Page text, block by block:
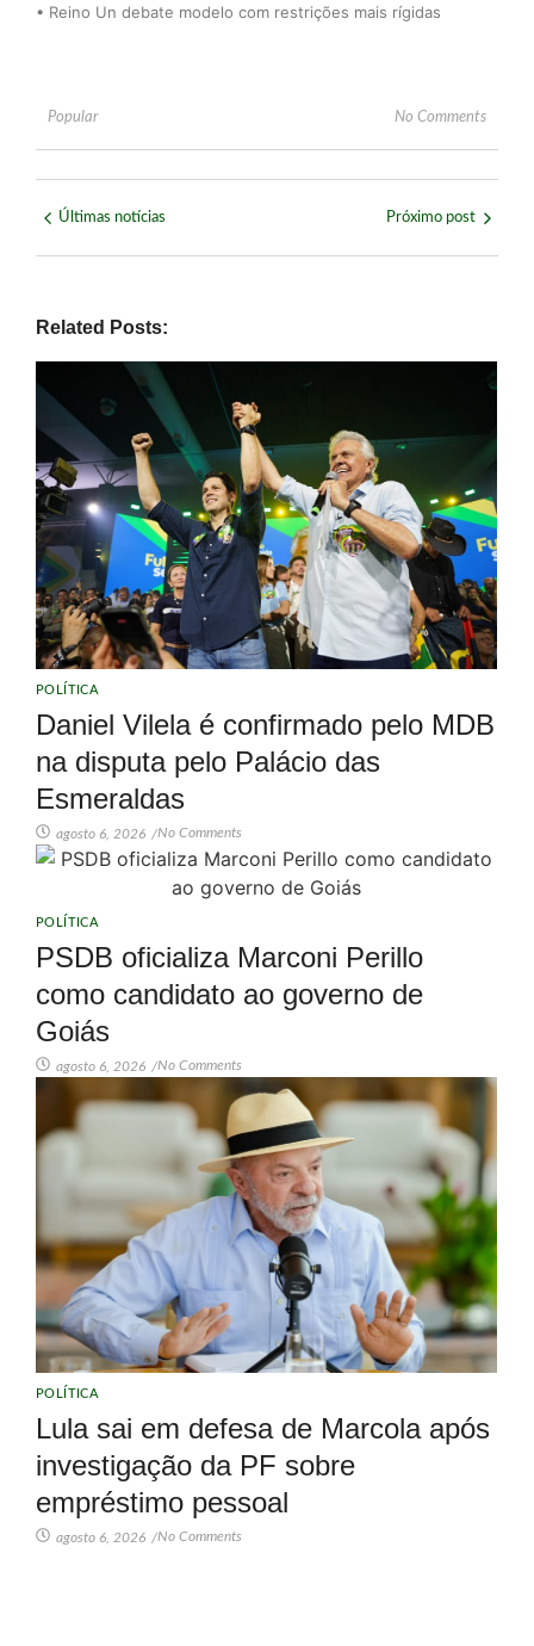
• Reino Un debate modelo com restrições mais rígidas
Popular No Comments
Últimas notícias Próximo post
Related Posts:
POLÍTICA
Daniel Vilela é confirmado pelo MDB
na disputa pelo Palácio das
Esmeraldas
agosto 6, 2026 /No Comments
POLÍTICA
PSDB oficializa Marconi Perillo
como candidato ao governo de
Goiás
agosto 6, 2026 /No Comments
POLÍTICA
Lula sai em defesa de Marcola após
investigação da PF sobre
empréstimo pessoal
agosto 6, 2026 /No Comments